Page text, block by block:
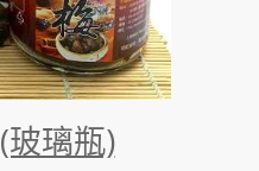
璃瓶)